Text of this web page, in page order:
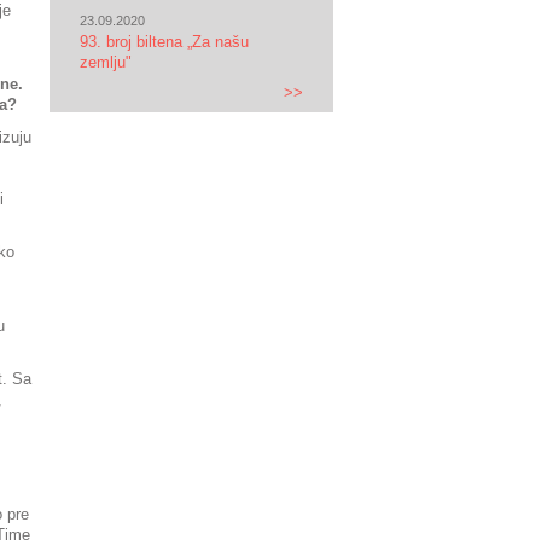
Sa
pre
23.09.2020
93. broj biltena „Za našu
zemlju"
>>